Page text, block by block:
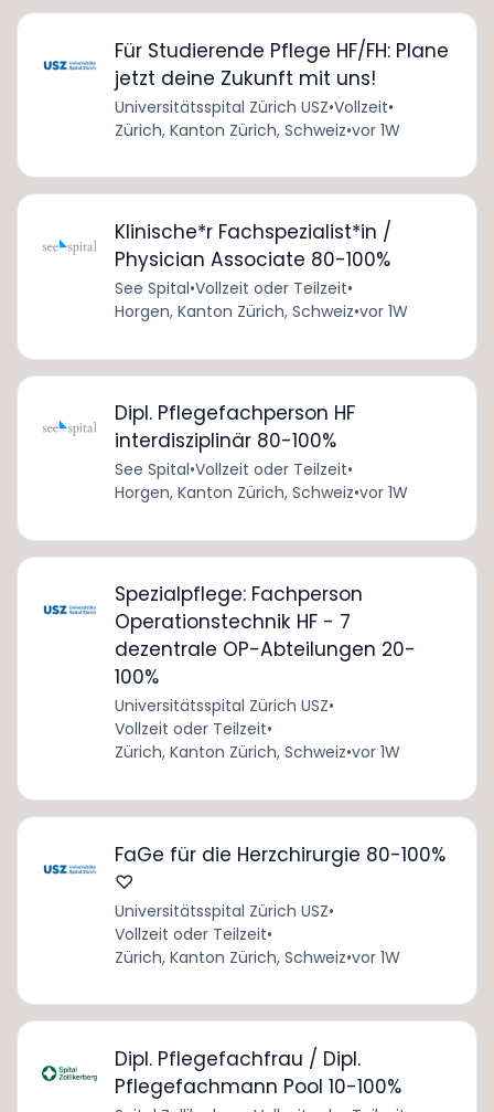
Für Studierende Pflege HF/FH: Plane
jetzt deine Zukunft mit uns!
Universitätsspital Zürich USZ•Vollzeit•
Zürich, Kanton Zürich, Schweiz•vor 1W
Klinische*r Fachspezialist*in /
Physician Associate 80-100%
See Spital•Vollzeit oder Teilzeit•
Horgen, Kanton Zürich, Schweiz•vor 1W
Dipl. Pflegefachperson HF
interdisziplinär 80-100%
See Spital•Vollzeit oder Teilzeit•
Horgen, Kanton Zürich, Schweiz•vor 1W
Spezialpflege: Fachperson
Operationstechnik HF - 7
dezentrale OP-Abteilungen 20-
100%
Universitätsspital Zürich USZ•
Vollzeit oder Teilzeit•
Zürich, Kanton Zürich, Schweiz•vor 1W
FaGe für die Herzchirurgie 80-100%
♡
Universitätsspital Zürich USZ•
Vollzeit oder Teilzeit•
Zürich, Kanton Zürich, Schweiz•vor 1W
Dipl. Pflegefachfrau / Dipl.
Pflegefachmann Pool 10-100%